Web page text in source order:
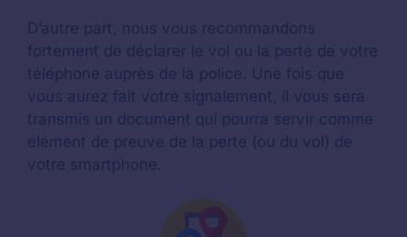
D’autre part, nous vous recommandons
fortement de déclarer le vol ou la perte de votre
téléphone auprès de la police. Une fois que
vous aurez fait votre signalement, il vous sera
transmis un document qui pourra servir comme
élément de preuve de la perte (ou du vol) de
votre smartphone.